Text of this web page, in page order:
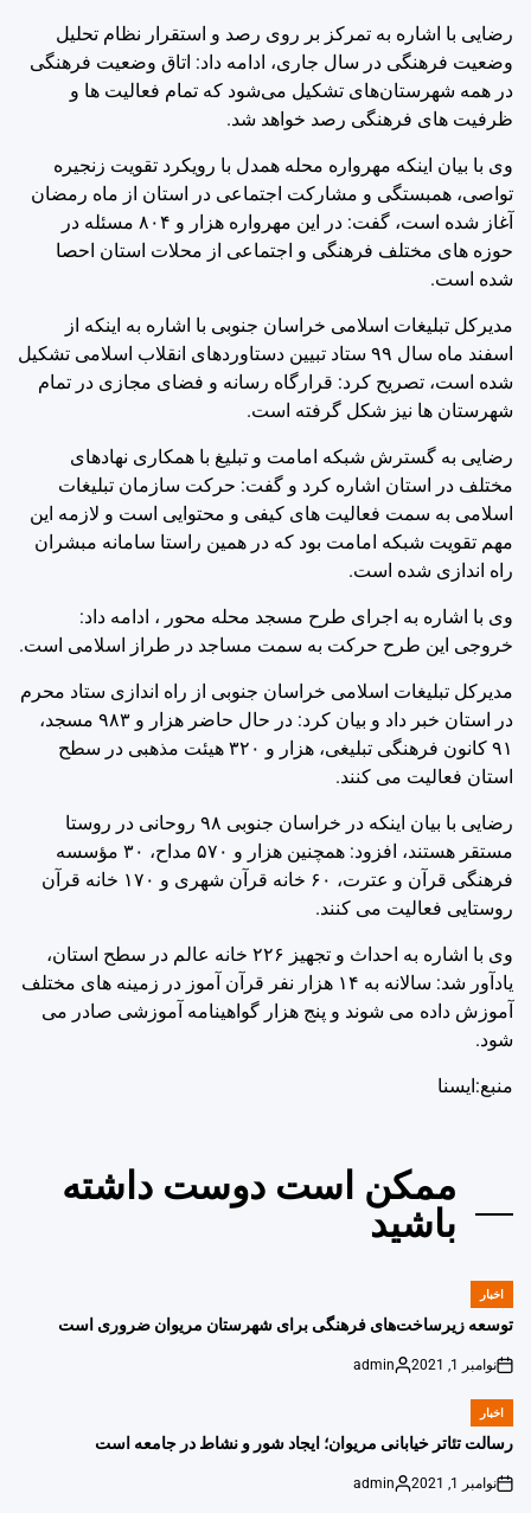
رضایی با اشاره به تمرکز بر روی رصد و استقرار نظام تحلیل
وضعیت فرهنگی در سال جاری، ادامه داد: اتاق وضعیت فرهنگی
در همه شهرستان‌های تشکیل می‌شود که تمام فعالیت ها و
ظرفیت های فرهنگی رصد خواهد شد.
وی با بیان اینکه مهرواره محله همدل با رویکرد تقویت زنجیره
تواصی، همبستگی و مشارکت اجتماعی در استان از ماه رمضان
آغاز شده است، گفت: در این مهرواره هزار و ۸۰۴ مسئله در
حوزه های مختلف فرهنگی و اجتماعی از محلات استان احصا
شده است.
مدیرکل تبلیغات اسلامی خراسان جنوبی با اشاره به اینکه از
اسفند ماه سال ۹۹ ستاد تبیین دستاوردهای انقلاب اسلامی تشکیل
شده است، تصریح کرد: قرارگاه رسانه و فضای مجازی در تمام
شهرستان ها نیز شکل گرفته است.
رضایی به گسترش شبکه امامت و تبلیغ با همکاری نهادهای
مختلف در استان اشاره کرد و گفت: حرکت سازمان تبلیغات
اسلامی به سمت فعالیت های کیفی و محتوایی است و لازمه این
مهم تقویت شبکه امامت بود که در همین راستا سامانه مبشران
راه اندازی شده است.
وی با اشاره به اجرای طرح مسجد محله محور ، ادامه داد:
خروجی این طرح حرکت به سمت مساجد در طراز اسلامی است.
مدیرکل تبلیغات اسلامی خراسان جنوبی از راه اندازی ستاد محرم
در استان خبر داد و بیان کرد: در حال حاضر هزار و ۹۸۳ مسجد،
۹۱ کانون فرهنگی تبلیغی، هزار و ۳۲۰ هیئت مذهبی در سطح
استان فعالیت می کنند.
رضایی با بیان اینکه در خراسان جنوبی ۹۸ روحانی در روستا
مستقر هستند، افزود: همچنین هزار و ۵۷۰ مداح، ۳۰ مؤسسه
فرهنگی قرآن و عترت، ۶۰ خانه قرآن شهری و ۱۷۰ خانه قرآن
روستایی فعالیت می کنند.
وی با اشاره به احداث و تجهیز ۲۲۶ خانه عالم در سطح استان،
یادآور شد: سالانه به ۱۴ هزار نفر قرآن آموز در زمینه های مختلف
آموزش داده می شوند و پنج هزار گواهینامه آموزشی صادر می
شود.
منبع:ايسنا
ممکن است دوست داشته
باشید
POSTED
IN
اخبار
توسعه زیرساخت‌های فرهنگی برای شهرستان مریوان ضروری است
on
نوامبر 1, 2021
Posted
admin
POSTED
اخبار
رسالت تئاتر خیابانی مریوان؛ ایجاد شور و نشاط در جامعه است
on
نوامبر 1, 2021
Posted
admin